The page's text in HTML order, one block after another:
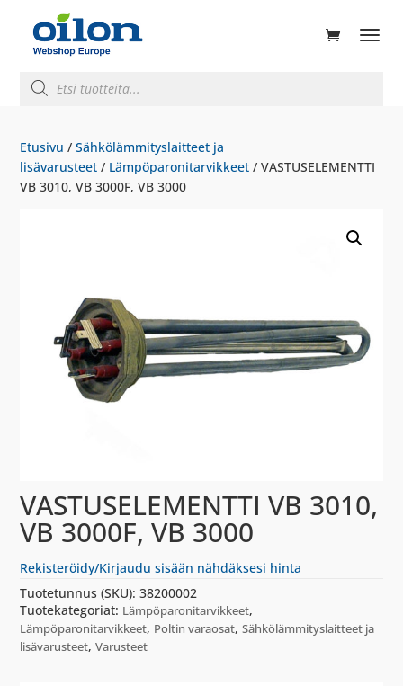
search
Etusivu /Sähkölämmityslaitteet ja
lisävarusteet / Lämpöparonitarvikkeet / VASTUSELEMENTTI
VB 3010, VB 3000F, VB 3000
VASTUSELEMENTTI VB 3010,
VB 3000F, VB 3000
Rekisteröidy/Kirjaudu sisään nähdäksesi hinta
Tuotetunnus (SKU):38200002
Tuotekategoriat: Lämpöparonitarvikkeet,
Lämpöparonitarvikkeet, Poltin varaosat,Sähkölämmityslaitteet ja
lisävarusteet,Varusteet